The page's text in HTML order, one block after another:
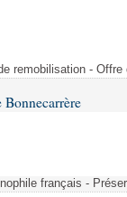
remobilisation -
français -